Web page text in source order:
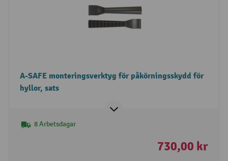
A-SAFE monteringsverktyg för påkörningsskydd för
hyllor, sats
8 Arbetsdagar
730,00 kr